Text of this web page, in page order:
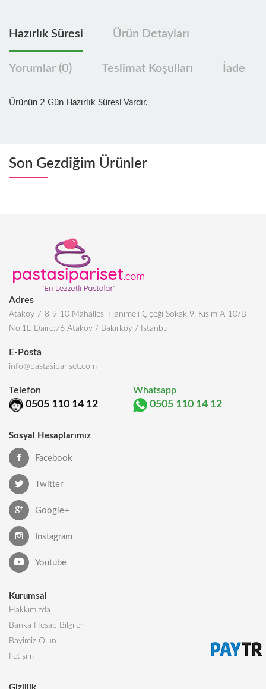
Hazırlık Süresi Ürün Detayları
Yorumlar (0) Teslimat Koşulları İade
Ürünün 2 Gün Hazırlık Süresi Vardır.
Son Gezdiğim Ürünler
Adres
Ataköy 7-8-9-10 Mahallesi Hanımeli Çiçeği Sokak 9. Kısım A-10/B
No:1E Daire:76 Ataköy / Bakırköy / İstanbul
E-Posta
info@pastasipariset.com
Telefon
0505 110 14 12
Whatsapp
0505 110 14 12
Sosyal Hesaplarımız
Facebook
Twitter
Google+
Instagram
Youtube
Kurumsal
Hakkımızda
Banka Hesap Bilgileri
Bayimiz Olun
İletişim